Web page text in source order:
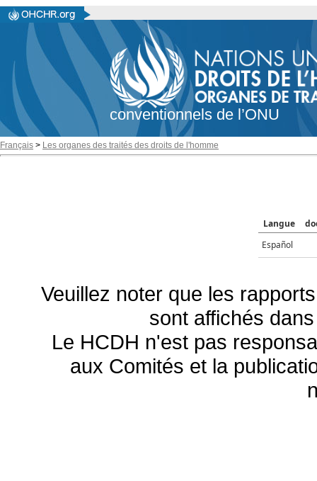
conventionnels de l’ONU
Français > Les organes des traités des droits de l'homme
Langue
Español
Veuillez noter que les
sont affichés
Le HCDH n'est pas
aux Comités et la